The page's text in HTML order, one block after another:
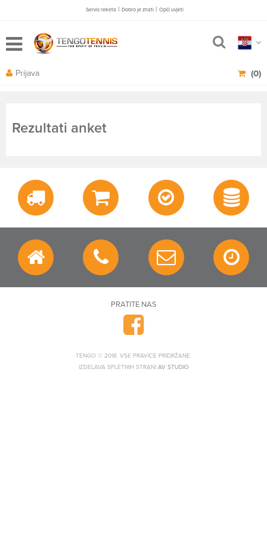
Servis reketa | Dobro je znati | Opči uvjeti
(0)
Prijava
Rezultati anket
PRATITE NAS
TENGO © 2018. VSE PRAVICE PRIDRŽANE.
IZDELAVA SPLETNIH STRANI AV STUDIO